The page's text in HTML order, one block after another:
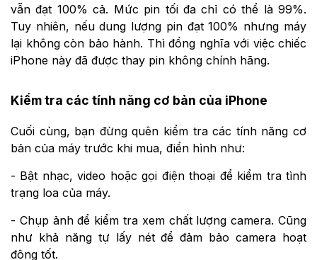
vẫn đạt 100% cả. Mức pin tối đa chỉ có thể là 99%.
Tuy nhiên, nếu dung lượng pin đạt 100% nhưng máy
lại không còn bảo hành. Thì đồng nghĩa với việc chiếc
iPhone này đã được thay pin không chính hãng.
Kiểm tra các tính năng cơ bản của iPhone
Cuối cùng, bạn đừng quên kiểm tra các tính năng cơ
bản của máy trước khi mua, điển hình như:
- Bật nhạc, video hoặc gọi điện thoại để kiểm tra tình
trạng loa của máy.
- Chụp ảnh để kiểm tra xem chất lượng camera. Cũng
như khả năng tự lấy nét để đảm bảo camera hoạt
động tốt.